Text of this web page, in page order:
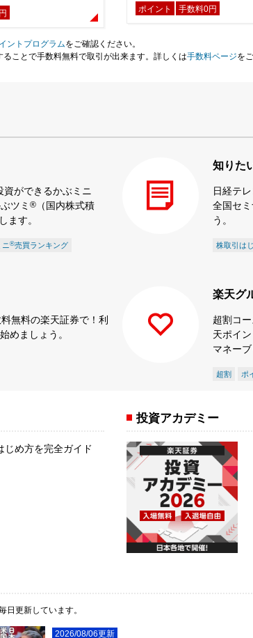
ポイント 手数料0円
ントプログラムをご確認ください。
ことで手数料無料で取引が出来ます。詳しくは手数料ページを
ができるかぶミニ
ツミ ®
（国内株式積
ます。
®売買ランキング
知りた
日経テ
全国セ
う。
株取引は
無料の楽天証券で！利
めましょう。
楽天グ
超割コ
天ポイン
マネー
超割 ポ
じめ方を完全ガイド
投資アカデミー
更新しています。
2026/08/06更新